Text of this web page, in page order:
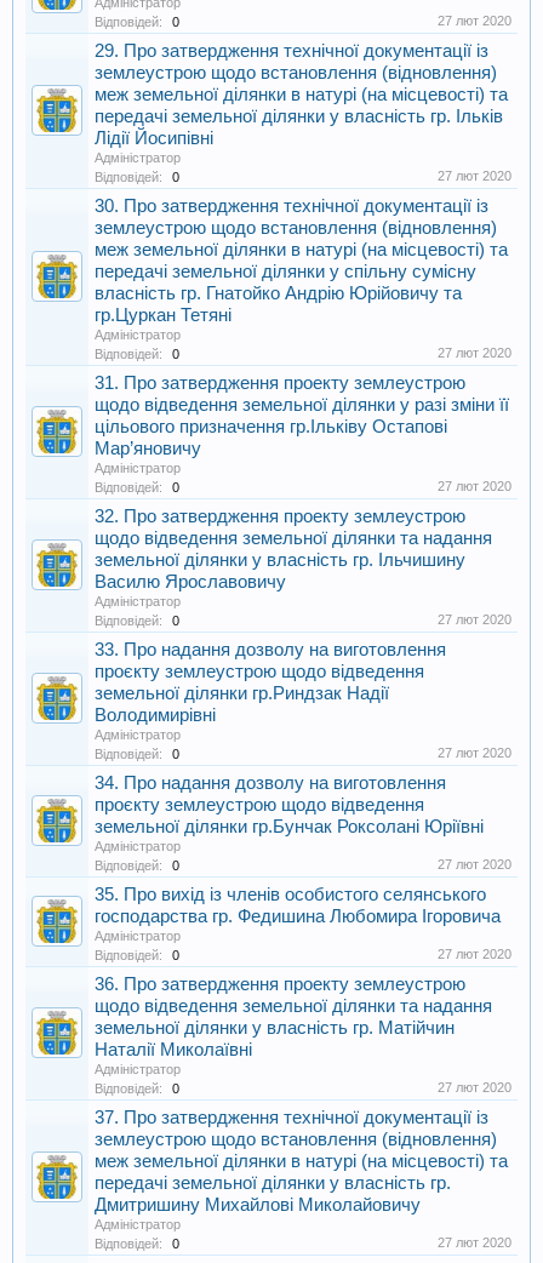
Відповідей:
0 27 лют 2020
29. Про затвердження технічної документації із
землеустрою щодо встановлення (відновлення)
меж земельної ділянки в натурі (на місцевості) та
передачі земельної ділянки у власність гр. Ільків
Лідії Йосипівні
Адміністратор
Відповідей:
0 27 лют 2020
30. Про затвердження технічної документації із
землеустрою щодо встановлення (відновлення)
меж земельної ділянки в натурі (на місцевості) та
передачі земельної ділянки у спільну сумісну
власність гр. Гнатойко Андрію Юрійовичу та
гр.Цуркан Тетяні
Адміністратор
Відповідей:
0 27 лют 2020
31. Про затвердження проекту землеустрою
щодо відведення земельної ділянки у разі зміни її
цільового призначення гр.Ільківу Остапові
Мар’яновичу
Адміністратор
Відповідей:
0 27 лют 2020
32. Про затвердження проекту землеустрою
щодо відведення земельної ділянки та надання
земельної ділянки у власність гр. Ільчишину
Василю Ярославовичу
Адміністратор
Відповідей:
0 27 лют 2020
33. Про надання дозволу на виготовлення
проєкту землеустрою щодо відведення
земельної ділянки гр.Риндзак Надії
Володимирівні
Адміністратор
Відповідей:
0 27 лют 2020
34. Про надання дозволу на виготовлення
проєкту землеустрою щодо відведення
земельної ділянки гр.Бунчак Роксолані Юріївні
Адміністратор
Відповідей:
0 27 лют 2020
35. Про вихід із членів особистого селянського
господарства гр. Федишина Любомира Ігоровича
Адміністратор
Відповідей:
0 27 лют 2020
36. Про затвердження проекту землеустрою
щодо відведення земельної ділянки та надання
земельної ділянки у власність гр. Матійчин
Наталії Миколаївні
Адміністратор
Відповідей:
0 27 лют 2020
37. Про затвердження технічної документації із
землеустрою щодо встановлення (відновлення)
меж земельної ділянки в натурі (на місцевості) та
передачі земельної ділянки у власність гр.
Дмитришину Михайлові Миколайовичу
Адміністратор
Відповідей:
0 27 лют 2020